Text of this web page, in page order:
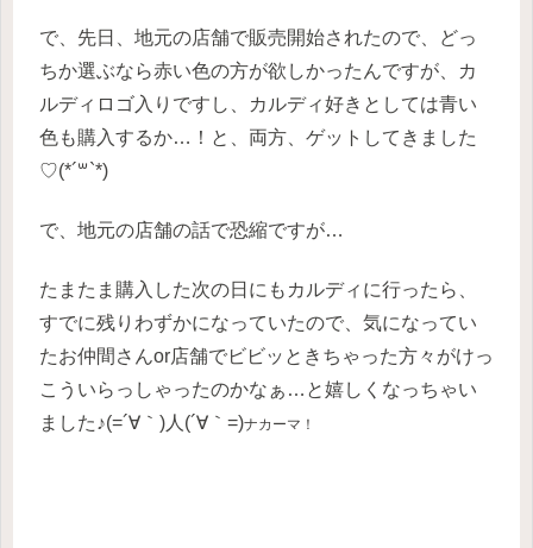
で、先日、地元の店舗で販売開始されたので、どっ
ちか選ぶなら赤い色の方が欲しかったんですが、カ
ルディロゴ入りですし、カルディ好きとしては青い
色も購入するか…！と、両方、ゲットしてきました
♡(*´꒳`*)
で、地元の店舗の話で恐縮ですが…
たまたま購入した次の日にもカルディに行ったら、
すでに残りわずかになっていたので、気になってい
たお仲間さんor店舗でビビッときちゃった方々がけっ
こういらっしゃったのかなぁ…と嬉しくなっちゃい
ました♪(=´∀｀)人(´∀｀=)ナカーマ！